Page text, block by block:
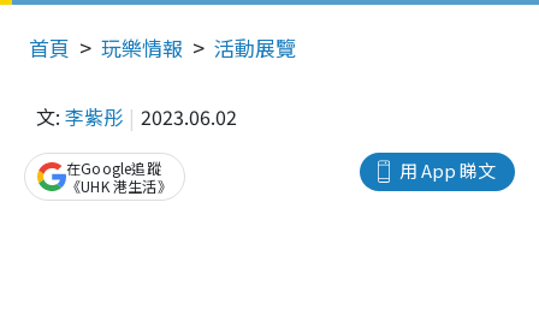
首頁 玩樂情報 活動展覽
文: 李紫彤 2023.06.02
用 App 睇文
在Google追蹤
《UHK 港生活》